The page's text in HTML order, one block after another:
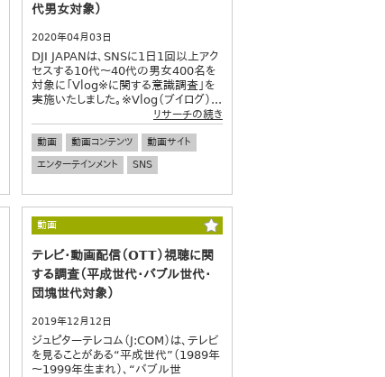
代男女対象）
2020年04月03日
DJI JAPANは、SNSに1日1回以上アク
セスする10代～40代の男女400名を
対象に「Vlog※に関する意識調査」を
実施いたしました。※Vlog（ブイログ）...
リサーチの続き
動画 動画コンテンツ
動画サイト
エンターテインメント
SNS
動画
テレビ・動画配信（OTT）視聴に関
する調査（平成世代・バブル世代・
団塊世代対象）
2019年12月12日
ジュピターテレコム（J:COM）は、テレビ
を見ることがある“平成世代”（1989年
～1999年生まれ）、“バブル世